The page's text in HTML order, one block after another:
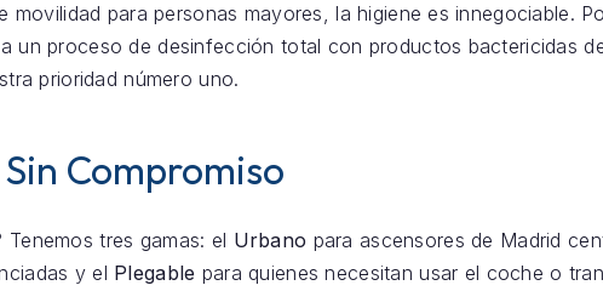
movilidad para personas mayores, la higiene es innegociable.
un proceso de desinfección total con productos bactericidas
prioridad número uno.
Compromiso
tres gamas: el Urbano para ascensores de Madrid
y el Plegable para quienes necesitan usar el coche o